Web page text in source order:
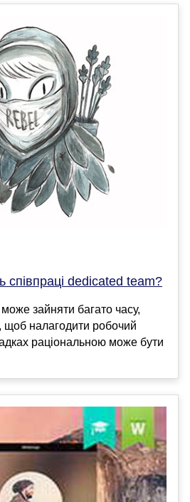
dedicated team?
зайняти багато часу,
щоб налагодити робочий
раціональною може бути